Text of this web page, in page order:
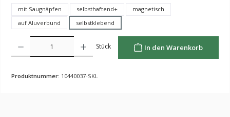
mit Saugnäpfen selbsthaftend+
magnetisch
auf Aluverbund
selbstklebend
Produkt Anzahl: Gib den gewünschten Wert ein oder benutze die Schaltflächen um die Anzahl
Stück In den Warenkorb
Produktnummer: 10440037-SKL